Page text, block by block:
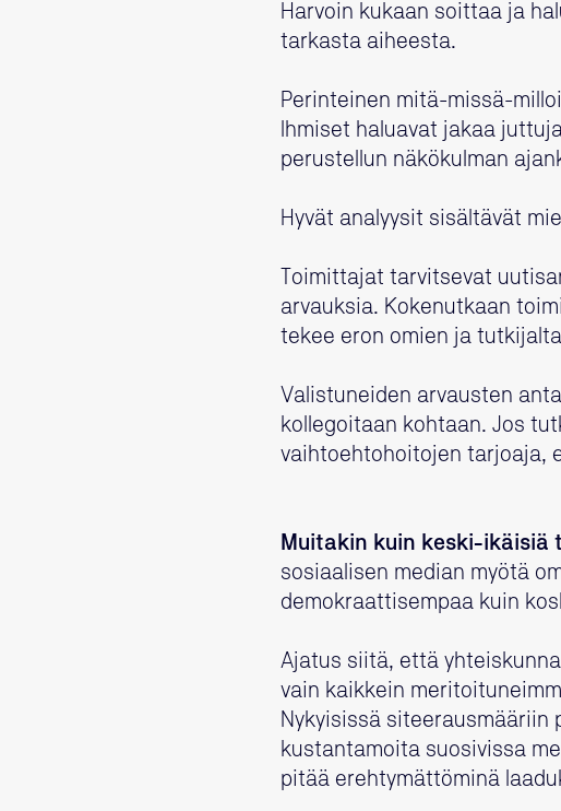
Harvoin kukaan soittaa ja
tarkasta aiheesta.
Perinteinen mitä-missä-
Ihmiset haluavat jakaa
perustellun näkökulman
Hyvät analyysit sisältävät
Toimittajat tarvitsevat
arvauksia. Kokenutkaan
tekee eron omien ja
Valistuneiden arvausten
kollegoitaan kohtaan. Jos
vaihtoehtohoitojen tarjoaja,
Muitakin kuin keski-ikäisiä
sosiaalisen median myötä
demokraattisempaa kuin
Ajatus siitä, että
vain kaikkein
Nykyisissä
kustantamoita suosivissa
pitää erehtymättöminä